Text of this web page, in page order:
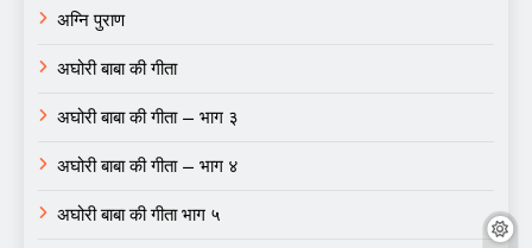
अग्नि पुराण
अघोरी बाबा की गीता
अघोरी बाबा की गीता – भाग ३
अघोरी बाबा की गीता – भाग ४
अघोरी बाबा की गीता भाग ५